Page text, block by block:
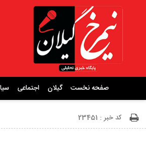
صفحه نخست گیلان اجتماعی
کد خبر : 23451